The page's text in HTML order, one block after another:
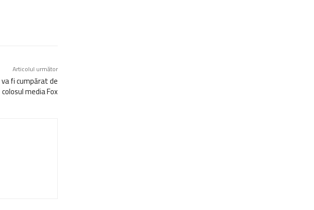
Articolul următor
fi cumpărat de
colosul media Fox